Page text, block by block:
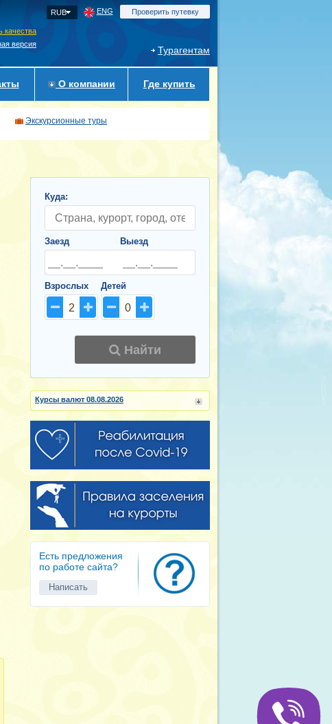
качества
версия
RUB ENG Проверить путевку
Турагентам
О компании Где купить
Экскурсионные туры
Куда:
Заезд Выезд
Взрослых
2
Детей
0
Найти
Курсы валют 08.08.2026
Есть предложения
по работе сайта?
Написать